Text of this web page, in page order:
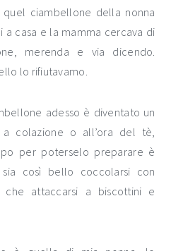
ciambellone della nonna
casa e la mamma cercava di
merenda e via dicendo.
lo rifiutavamo.
adesso è diventato un
colazione o all’ora del tè,
per poterselo preparare è
così bello coccolarsi con
che attaccarsi a biscottini e